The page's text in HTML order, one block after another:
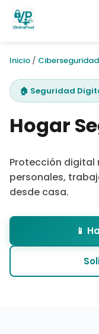
Inicio / Ciberseguridad
🏠 Seguridad
Hogar
Protección digital
personales,
desde casa.
📱